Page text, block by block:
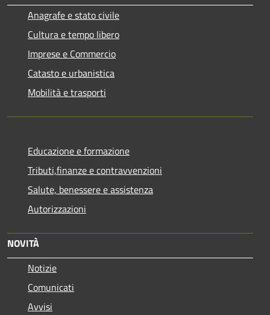
Anagrafe e stato civile
Cultura e tempo libero
Imprese e Commercio
Catasto e urbanistica
Mobilità e trasporti
Educazione e formazione
Tributi,finanze e contravvenzioni
Salute, benessere e assistenza
Autorizzazioni
NOVITÀ
Notizie
Comunicati
Avvisi